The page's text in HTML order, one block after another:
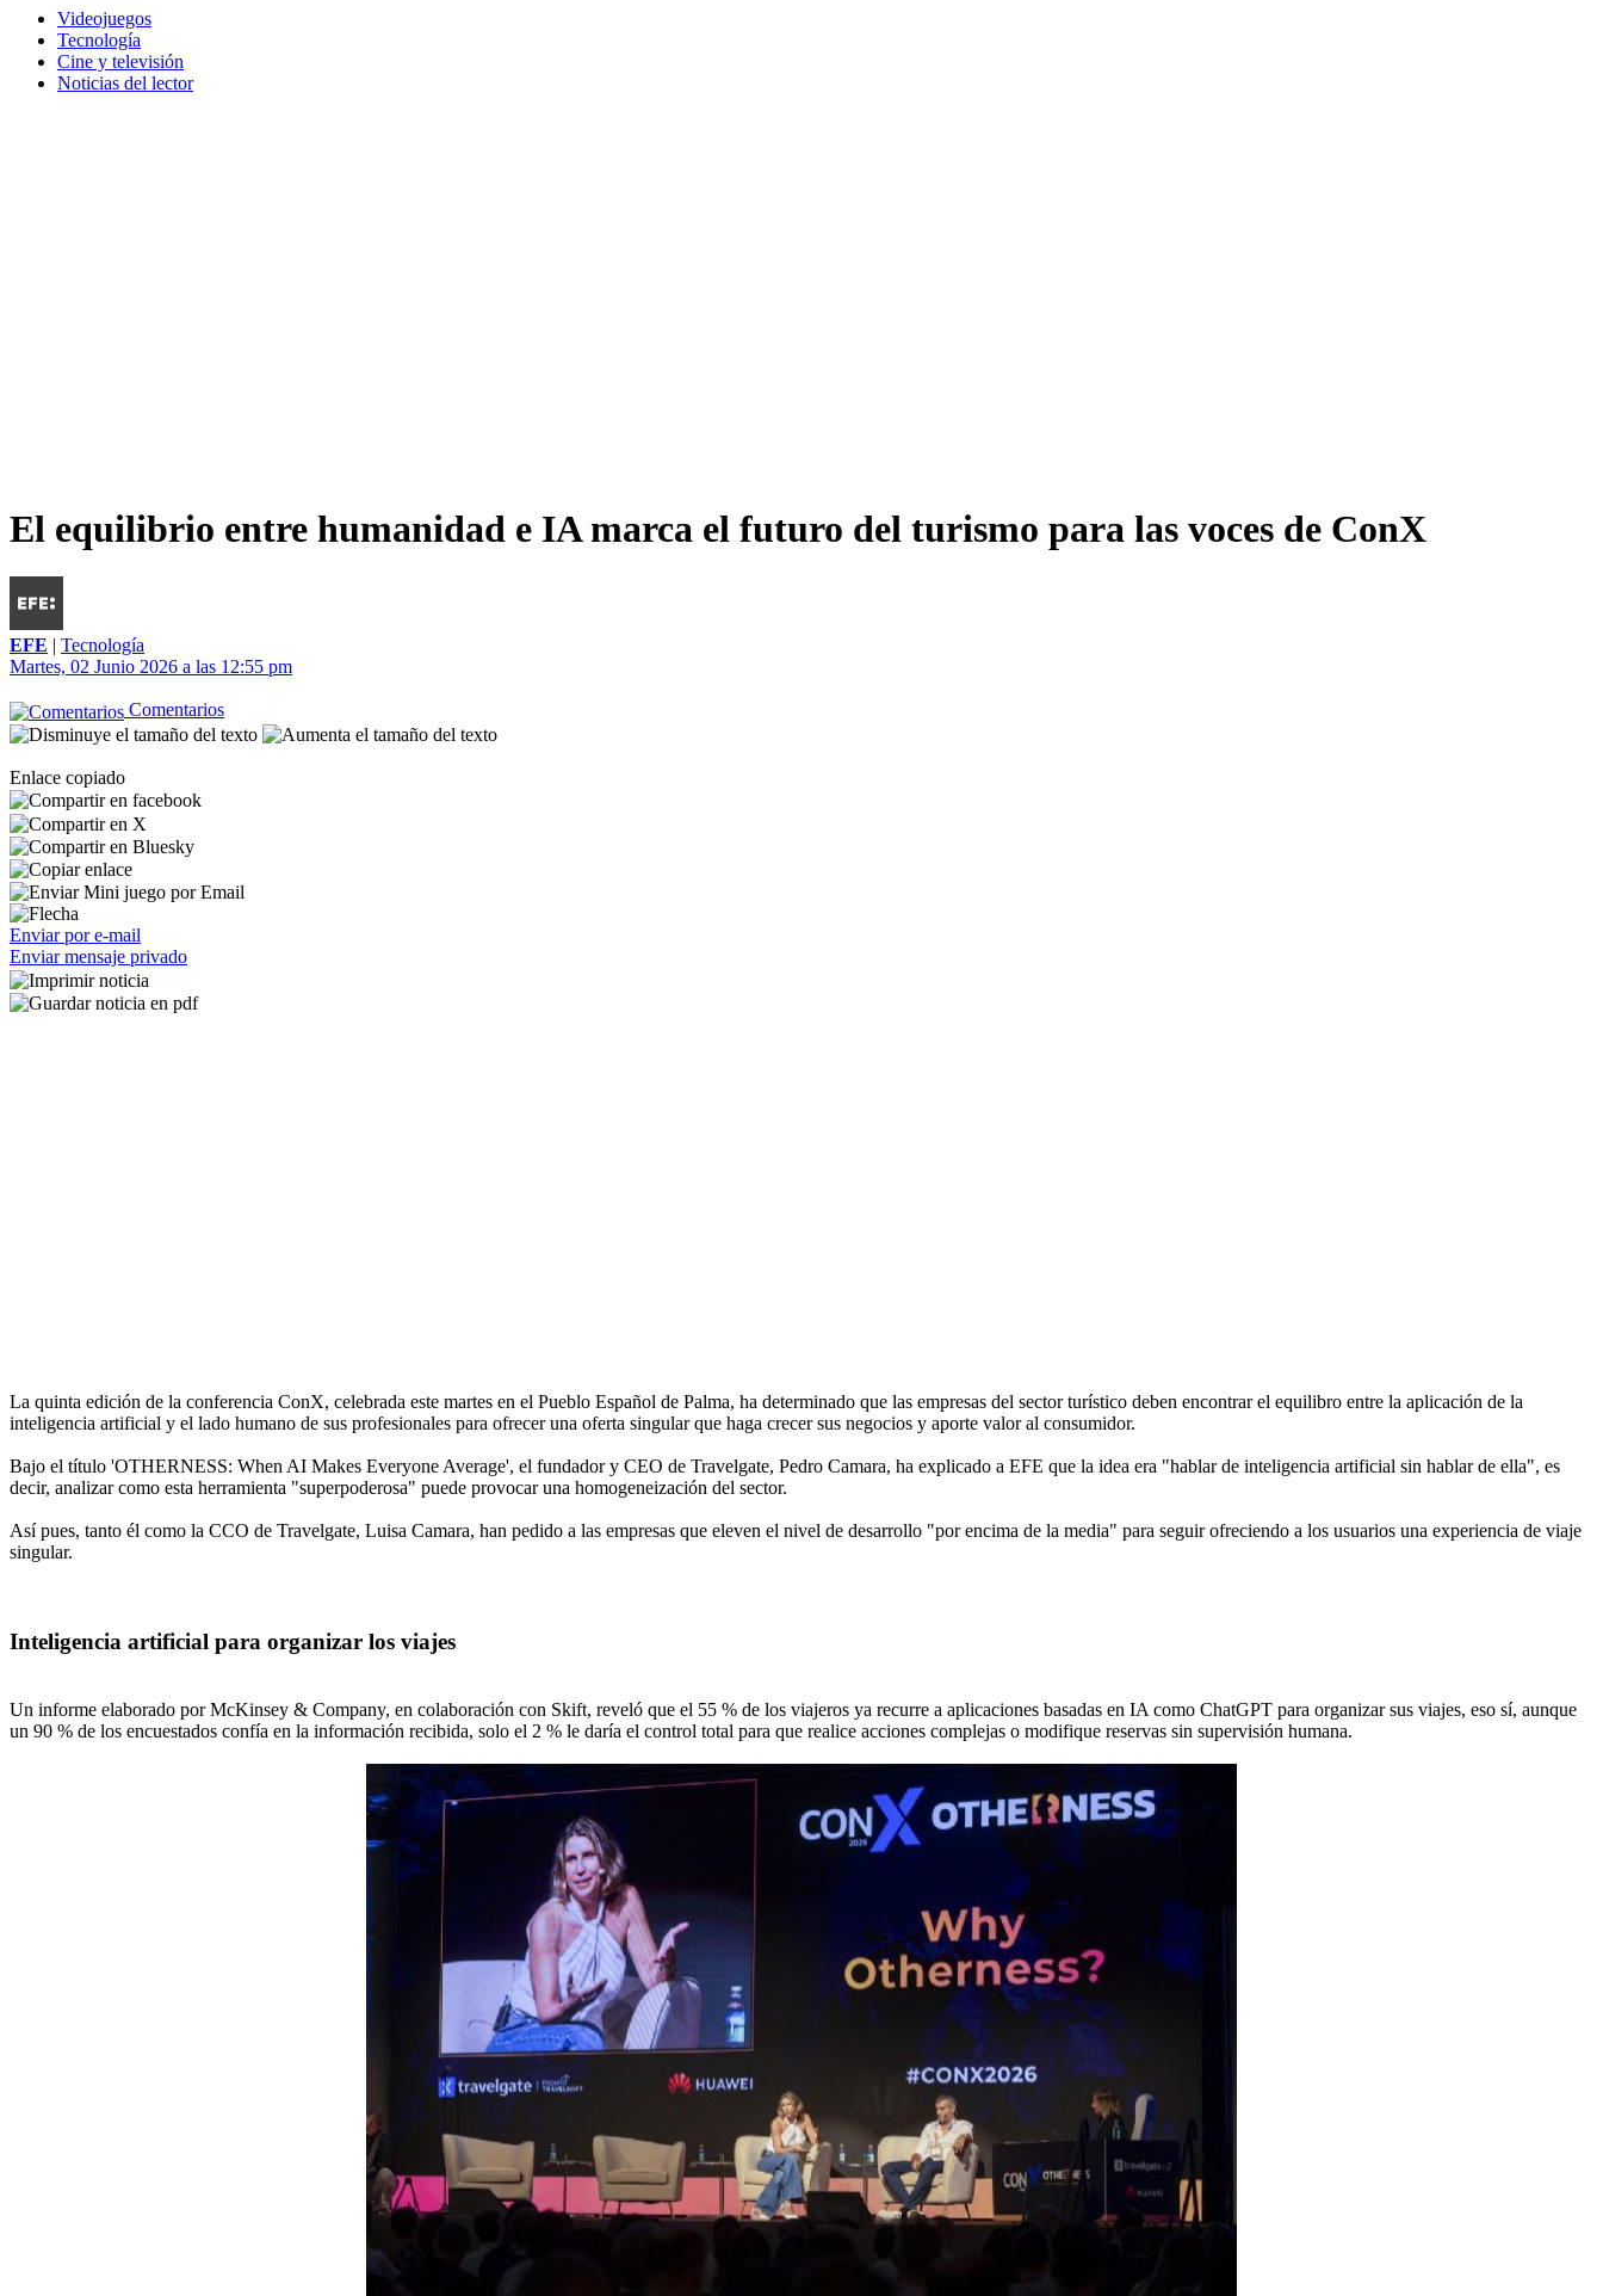
Videojuegos
Tecnología
Cine y televisión
Noticias del lector
El equilibrio entre humanidad e IA marca el futuro del turismo para las voces de ConX
EFE | Tecnología
Martes, 02 Junio 2026 a las 12:55 pm
Comentarios
Enlace copiado
Enviar por e-mail
Enviar mensaje privado
La quinta edición de la conferencia ConX, celebrada este martes en el Pueblo Español de Palma, ha determinado que las empresas del sector turístico deben encontrar el equilibro entre la aplicación de la
inteligencia artificial y el lado humano de sus profesionales para ofrecer una oferta singular que haga crecer sus negocios y aporte valor al consumidor.
Bajo el título 'OTHERNESS: When AI Makes Everyone Average', el fundador y CEO de Travelgate, Pedro Camara, ha explicado a EFE que la idea era "hablar de inteligencia artificial sin hablar de ella", es
decir, analizar como esta herramienta "superpoderosa" puede provocar una homogeneización del sector.
Así pues, tanto él como la CCO de Travelgate, Luisa Camara, han pedido a las empresas que eleven el nivel de desarrollo "por encima de la media" para seguir ofreciendo a los usuarios una experiencia de viaje
singular.
Inteligencia artificial para organizar los viajes
Un informe elaborado por McKinsey & Company, en colaboración con Skift, reveló que el 55 % de los viajeros ya recurre a aplicaciones basadas en IA como ChatGPT para organizar sus viajes, eso sí, aunque
un 90 % de los encuestados confía en la información recibida, solo el 2 % le daría el control total para que realice acciones complejas o modifique reservas sin supervisión humana.